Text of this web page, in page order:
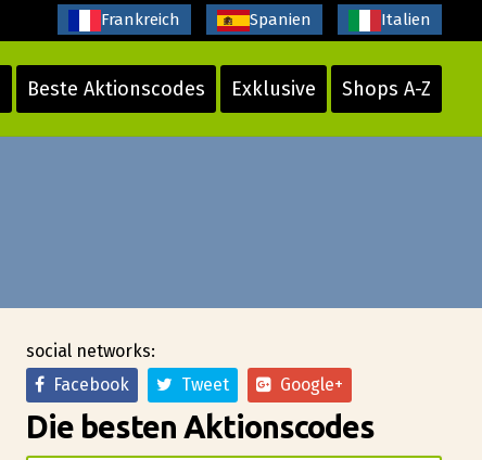
Beste Aktionscodes Exklusive Shops A-Z
Frankreich Spanien Italien
social networks:
Facebook
Tweet Google+
Die besten Aktionscodes